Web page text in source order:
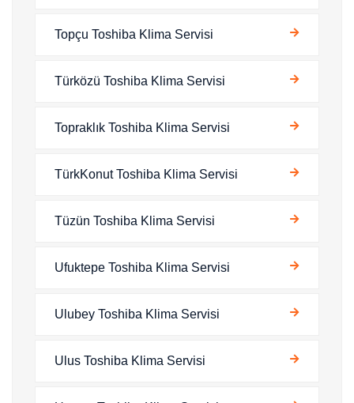
Topçu Toshiba Klima Servisi
Türközü Toshiba Klima Servisi
Topraklık Toshiba Klima Servisi
TürkKonut Toshiba Klima Servisi
Tüzün Toshiba Klima Servisi
Ufuktepe Toshiba Klima Servisi
Ulubey Toshiba Klima Servisi
Ulus Toshiba Klima Servisi